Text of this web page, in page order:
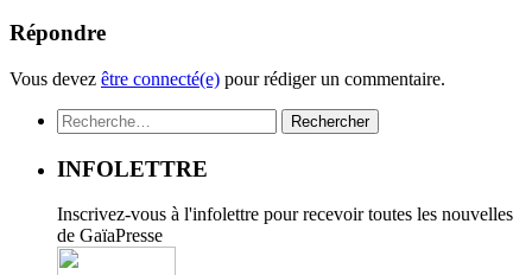
Répondre
Vous devez être connecté(e) pour rédiger un commentaire.
Rechercher :
INFOLETTRE
Inscrivez-vous à l'infolettre pour recevoir toutes les nouvelles
de GaïaPresse